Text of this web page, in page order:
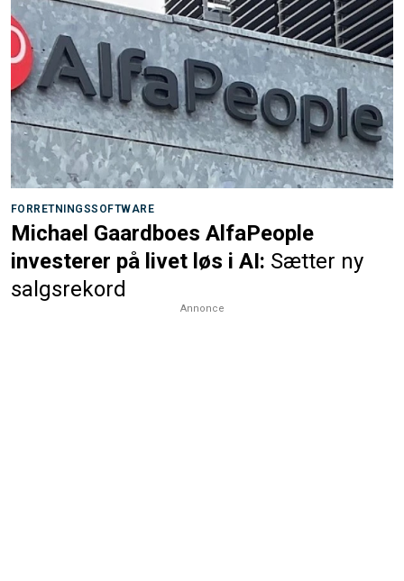
FORRETNINGSSOFTWARE
Michael Gaardboes AlfaPeople
investerer på livet løs i AI: Sætter ny
salgsrekord
Annonce